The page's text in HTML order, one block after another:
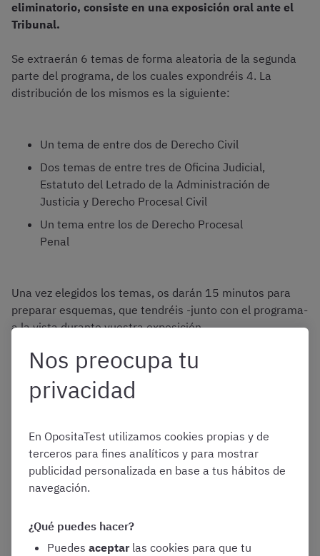
eliminatorio, consiste en una exposición oral ante el
Tribunal.
Se extraerán 6 temas de forma aleatoria de la segunda
parte del programa, de los cuales expondréis 4. La
distribución de los mismos es la siguiente:
Un tema de entre dos de Derecho Civil
Dos temas de entre tres de Oficina Judicial,
Estatuto del Letrado de la Administración de
Justicia y Derecho Procesal Civil
Un tema entre los de Derecho Procesal
Penal
Una vez elegidos los temas, os darán 15 minutos para
preparar esquemas, que tendréis -junto con el programa-
a la vista durante vuestra exposición
Debéis exponer los temas en 60 minutos y no podréis
dedicar a ninguno de ellos más de 20 minutos.
¿Cómo se corrigen los orales de
Letrado de la Administración de la
Justicia?
Para la corrección de este ejercicio es muy importante
tener en cuenta que:
Nos preocupa tu
privacidad
En OpositaTest utilizamos cookies propias y de
terceros para fines analíticos y para mostrar
publicidad personalizada en base a tus hábitos de
navegación.
¿Qué puedes hacer?
Puedes aceptar las cookies para que tu